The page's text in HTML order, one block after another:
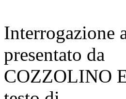
Interrogazione
presentato da
COZZOLINO